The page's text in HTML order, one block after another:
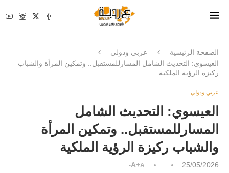
الصفحة الرئيسية
عربي ودولي
العيسوي: التحديث الشامل المسارللمستقبل.. وتمكين المرأة والشباب
ركيزة الرؤية الملكية
عربي ودولي
العيسوي: التحديث الشامل
المسارللمستقبل.. وتمكين المرأة
والشباب ركيزة الرؤية الملكية
25/05/2026
A+A-